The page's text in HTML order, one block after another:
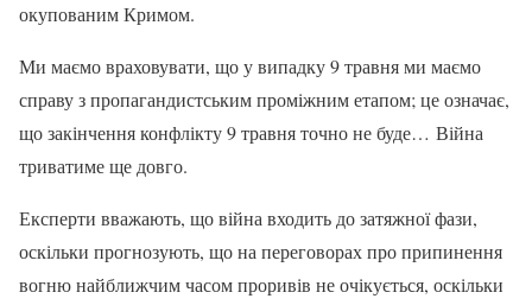
окупованим Кримом.
Ми маємо враховувати, що у випадку 9 травня ми маємо
справу з пропагандистським проміжним етапом; це означає,
що закінчення конфлікту 9 травня точно не буде… Війна
триватиме ще довго.
Експерти вважають, що війна входить до затяжної фази,
оскільки прогнозують, що на переговорах про припинення
вогню найближчим часом проривів не очікується, оскільки